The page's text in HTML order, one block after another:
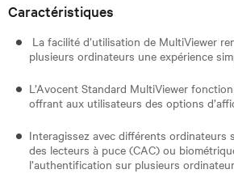
Caractéristiques
La facilité d’utilisation de MultiViewer
plusieurs ordinateurs une expérience
L’Avocent Standard MultiViewer
offrant aux utilisateurs des options
Interagissez avec différents ordinateurs
des lecteurs à puce (CAC) ou
l’authentification sur plusieurs